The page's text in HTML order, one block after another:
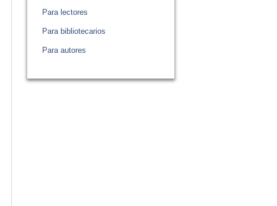
Para lectores
Para bibliotecarios
Para autores